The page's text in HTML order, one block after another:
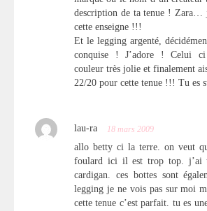
description de ta tenue ! Zara…
cette enseigne !!!
Et le legging argenté,
conquise ! J’adore ! Celui
couleur très jolie et finalement
22/20 pour cette tenue !!! Tu es
lau-ra 18 mars 2009
allo betty ci la terre. on veut
foulard ici il est trop top. j’ai
cardigan. ces bottes sont
legging je ne vois pas sur moi
cette tenue c’est parfait. tu es